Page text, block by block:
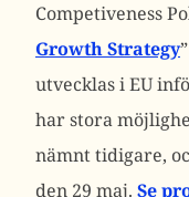
Competiveness
Growth Strategy
utvecklas i EU
har stora
nämnt tidigare,
den 29 maj. Se